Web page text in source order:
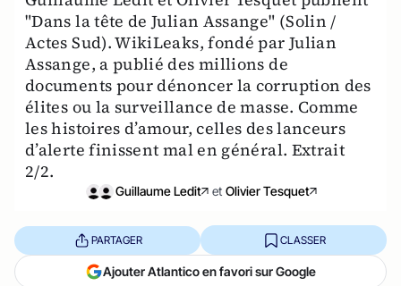
"Dans la tête de Julian Assange" (Solin /
Actes Sud). WikiLeaks, fondé par Julian
Assange, a publié des millions de
documents pour dénoncer la corruption des
élites ou la surveillance de masse. Comme
les histoires d’amour, celles des lanceurs
d’alerte finissent mal en général. Extrait
2/2.
Guillaume Ledit et Olivier Tesquet
PARTAGER CLASSER
Ajouter Atlantico en favori sur Google